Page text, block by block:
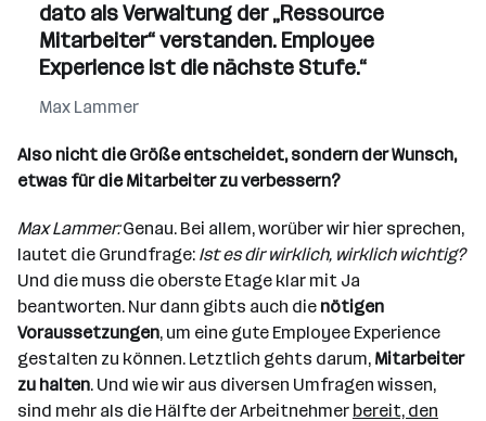
dato als Verwaltung der „Ressource
Mitarbeiter“ verstanden. Employee
Experience ist die nächste Stufe.“
Max Lammer
Also nicht die Größe entscheidet, sondern der Wunsch,
etwas für die Mitarbeiter zu verbessern?
Max Lammer:Genau. Bei allem, worüber wir hier sprechen,
lautet die Grundfrage: Ist es dir wirklich, wirklich wichtig?
Und die muss die oberste Etage klar mit Ja
beantworten. Nur dann gibts auch die nötigen
Voraussetzungen, um eine gute Employee Experience
gestalten zu können. Letztlich gehts darum, Mitarbeiter
zu halten. Und wie wir aus diversen Umfragen wissen,
sind mehr als die Hälfte der Arbeitnehmer bereit, den